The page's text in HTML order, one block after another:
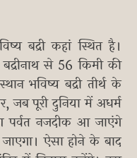
बद्री कहां स्थित है।
से 56 किमी की
भविष्य बद्री तीर्थ के
पूरी दुनिया में अधर्म
पर्वत नजदीक आ जाएंगे
ऐसा होने के बाद